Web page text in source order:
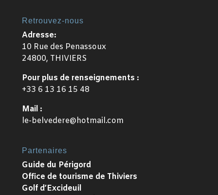
Retrouvez-nous
Adresse:
10 Rue des Penassoux
24800, THIVIERS
Pour plus de renseignements :
+33 6 13 16 15 48
Mail :
le-belvedere@hotmail.com
Partenaires
Guide du Périgord
Office de tourisme de Thiviers
Golf d’Excideuil